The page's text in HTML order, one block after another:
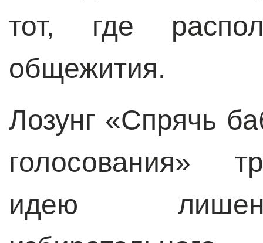
тот, где
общежития.
Лозунг «Спрячь
голосования»
идею